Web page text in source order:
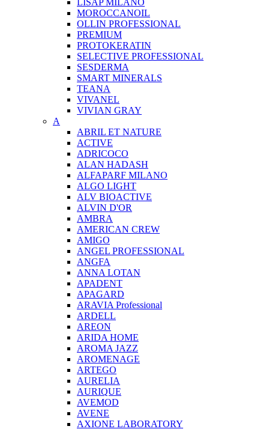
LISAP MILANO
MOROCCANOIL
OLLIN PROFESSIONAL
PREMIUM
PROTOKERATIN
SELECTIVE PROFESSIONAL
SESDERMA
SMART MINERALS
TEANA
VIVANEL
VIVIAN GRAY
A
ABRIL ET NATURE
ACTIVE
ADRICOCO
ALAN HADASH
ALFAPARF MILANO
ALGO LIGHT
ALV BIOACTIVE
ALVIN D'OR
AMBRA
AMERICAN CREW
AMIGO
ANGEL PROFESSIONAL
ANGFA
ANNA LOTAN
APADENT
APAGARD
ARAVIA Professional
ARDELL
AREON
ARIDA HOME
AROMA JAZZ
AROMENAGE
ARTEGO
AURELIA
AURIQUE
AVEMOD
AVENE
AXIONE LABORATORY